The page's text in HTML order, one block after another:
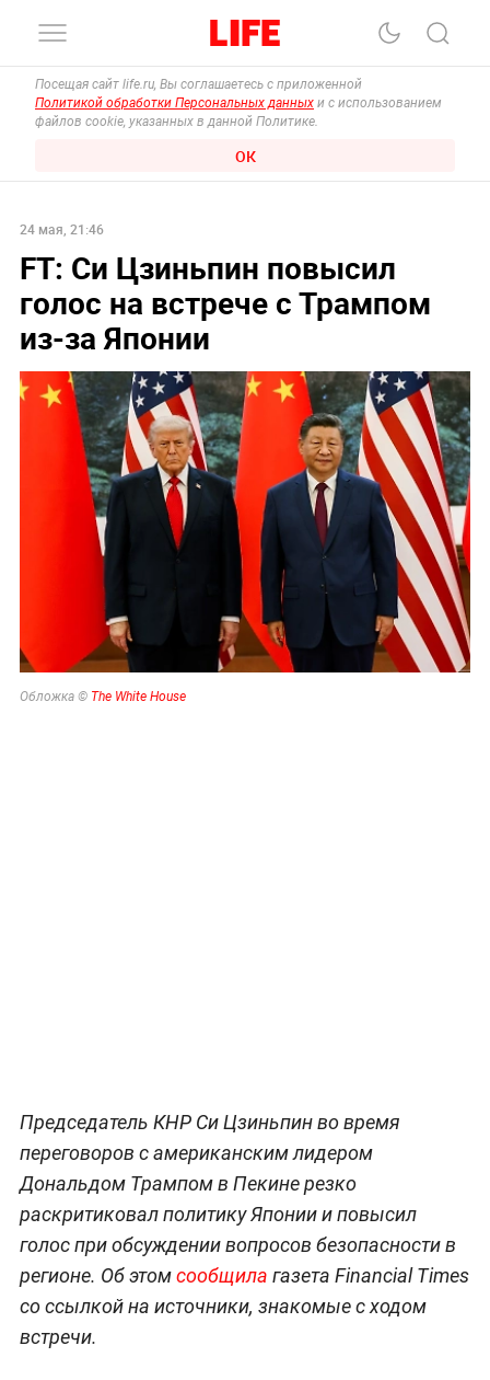
Посещая сайт life.ru, Вы соглашаетесь с приложенной
Политикой обработки Персональных данных и с использованием
файлов cookie, указанных в данной Политике.
ОК
24 мая, 21:46
FT: Си Цзиньпин повысил
голос на встрече с Трампом
из-за Японии
Обложка © The White House
Председатель КНР Си Цзиньпин во время
переговоров с американским лидером
Дональдом Трампом в Пекине резко
раскритиковал политику Японии и повысил
голос при обсуждении вопросов безопасности в
регионе. Об этомсообщила газета Financial Times
со ссылкой на источники, знакомые с ходом
встречи.